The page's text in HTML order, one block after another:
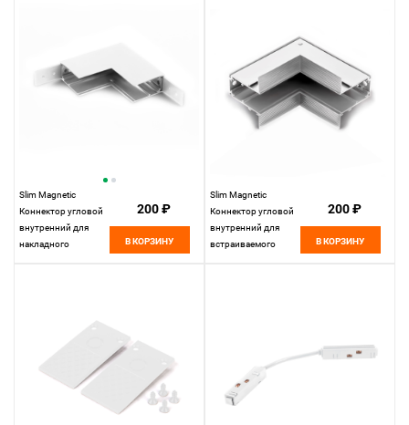
Slim Magnetic
Коннектор угловой
внутренний для
накладного
200 ₽
В КОРЗИНУ
Slim Magnetic
Коннектор угловой
внутренний для
встраиваемого
200 ₽
В КОРЗИНУ